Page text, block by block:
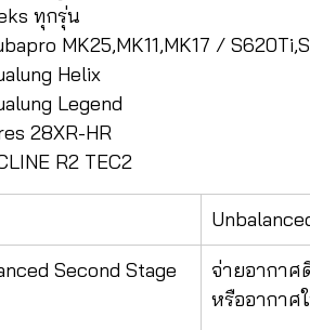
ทุกรุ่น
MK25,MK11,MK17 /
Helix
Legend
28XR-HR
R2 TEC2
Second Stage
จ่ายอากา
หรืออากาศ